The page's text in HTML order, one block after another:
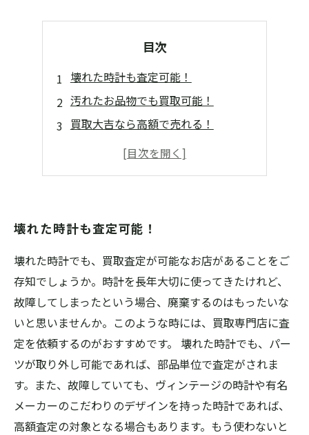
目次
壊れた時計も査定可能！
汚れたお品物でも買取可能！
買取大吉なら高額で売れる！
品物の状態にこだわらず査定！
壊れた時計も査定可能！
壊れた時計でも、買取査定が可能なお店があることをご
存知でしょうか。時計を長年大切に使ってきたけれど、
故障してしまったという場合、廃棄するのはもったいな
いと思いませんか。このような時には、買取専門店に査
定を依頼するのがおすすめです。 壊れた時計でも、パー
ツが取り外し可能であれば、部品単位で査定がされま
す。また、故障していても、ヴィンテージの時計や有名
メーカーのこだわりのデザインを持った時計であれば、
高額査定の対象となる場合もあります。もう使わないと